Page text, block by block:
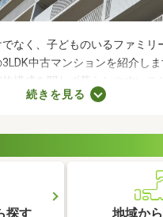
なく、子どものいるファミリ
中古マンションを紹介し
構成を問わず暮らしやすいこ
・書斎など、家族の希望にあわ
きるでしょう。
続きを見る
探す 地域か